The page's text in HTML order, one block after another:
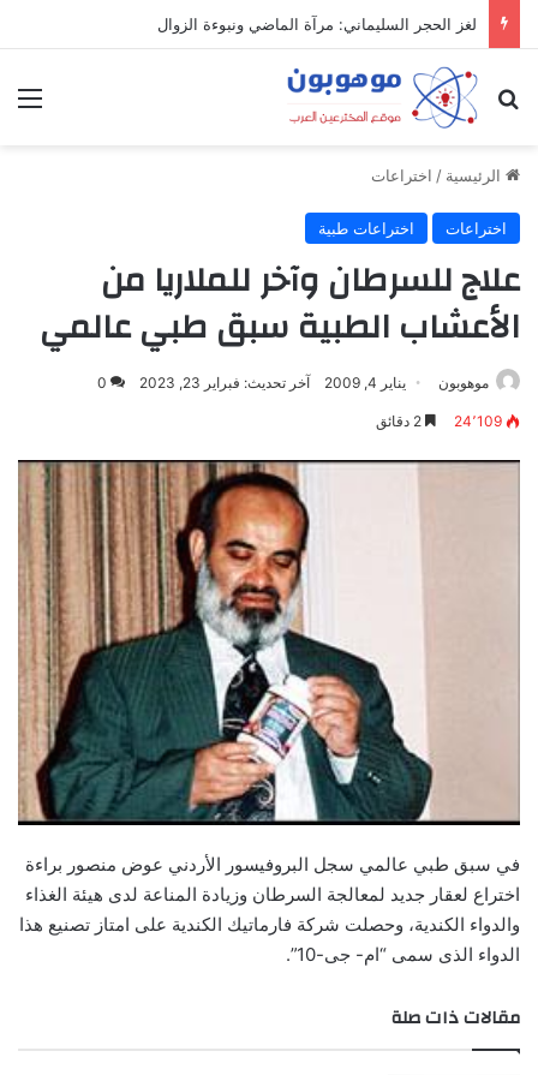
لغز الحجر السليماني: مرآة الماضي ونبوءة الزوال
بحث عن
الرئيسية / اختراعات
اختراعات اختراعات طبية
علاج للسرطان وآخر للملاريا من
الأعشاب الطبية سبق طبي عالمي
موهوبون يناير 4, 2009 آخر تحديث: فبراير 23, 2023 0
24٬109
في سبق طبي عالمي سجل البروفيسور الأردني عوض منصور براءة
اختراع لعقار جديد لمعالجة السرطان وزيادة المناعة لدى هيئة الغذاء
والدواء الكندية، وحصلت شركة فارماتيك الكندية على امتاز تصنيع هذا
الدواء الذى سمى “ام- جى-10”.
مقالات ذات صلة